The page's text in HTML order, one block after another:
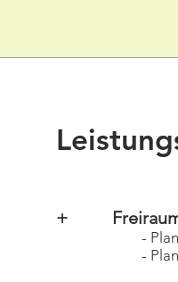
+
- Planung von
- Planung